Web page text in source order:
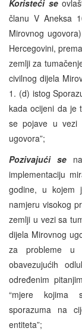
Koristeći se
članu V Aneksa
Mirovnog
Hercegovini,
zemlji za
civilnog dijela
1. (d) istog
kada ocijeni da je
se pojave u vezi
ugovora”;
Pozivajući se
implementaciju
godine, u kojem
namjeru visokog
zemlji u vezi sa
dijela Mirovnog
za probleme u
obavezujućih
određenim
“mjere kojima
sporazuma na
entiteta”;